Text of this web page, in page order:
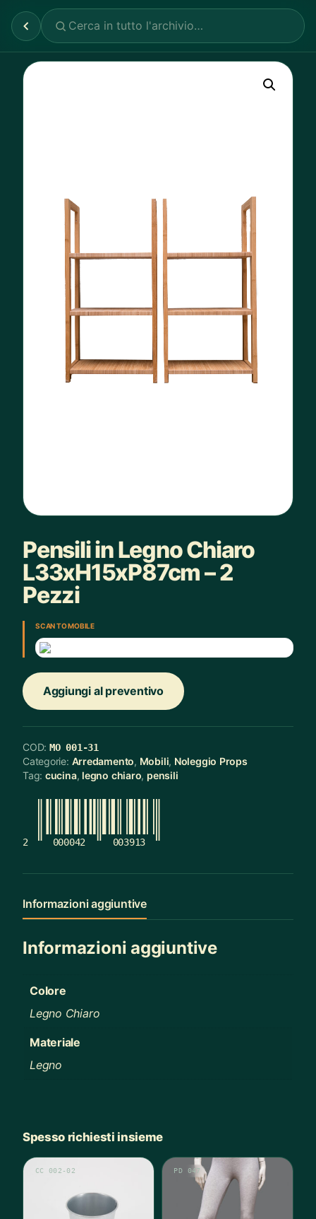
Pensili in Legno Chiaro
L33xH15xP87cm – 2
Pezzi
SCAN TO MOBILE
Aggiungi al preventivo
COD: MO 001-31
Categorie: Arredamento, Mobili, Noleggio Props
Tag: cucina, legno chiaro, pensili
2 000042 003913
Informazioni aggiuntive
Informazioni aggiuntive
Colore
Legno Chiaro
Materiale
Legno
Spesso richiesti insieme
CC 002-02 PD 047